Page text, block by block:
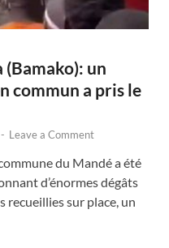
un
commun a pris le
- Leave a Comment
du Mandé a été
d’énormes dégâts
recueillies sur place, un